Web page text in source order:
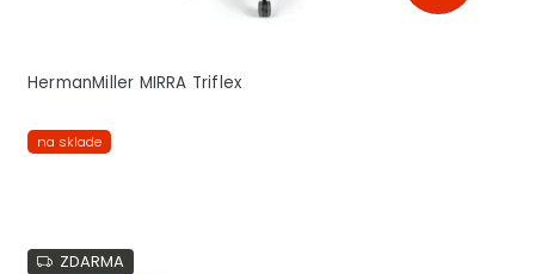
HermanMiller MIRRA Triflex
na sklade
ZDARMA